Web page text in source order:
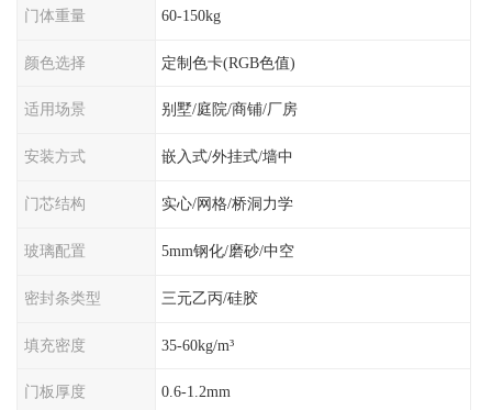
门体重量 60-150kg
颜色选择 定制色卡(RGB色值)
适用场景 别墅/庭院/商铺/厂房
安装方式 嵌入式/外挂式/墙中
门芯结构 实心/网格/桥洞力学
玻璃配置 5mm钢化/磨砂/中空
密封条类型 三元乙丙/硅胶
填充密度 35-60kg/m³
门板厚度 0.6-1.2mm